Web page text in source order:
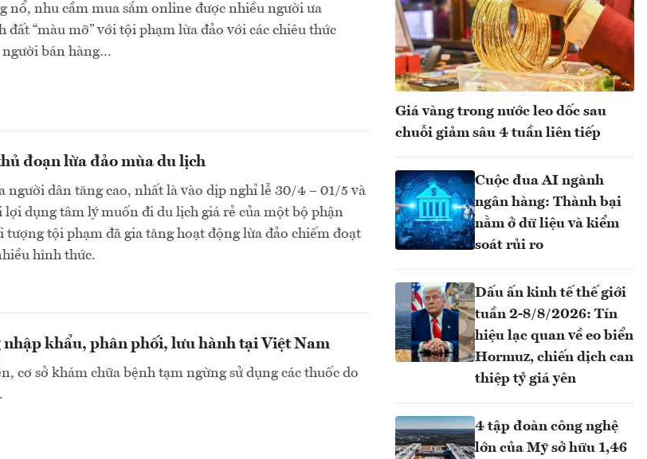
nổ, nhu cầm mua sắm online được nhiều người ưa
đất “màu mỡ” với tội phạm lừa đảo với các chiêu thức
người bán hàng…
đoạn lừa đảo mùa du lịch
người dân tăng cao, nhất là vào dịp nghỉ lễ 30/4 – 01/5 và
lợi dụng tâm lý muốn đi du lịch giá rẻ của một bộ phận
tượng tội phạm đã gia tăng hoạt động lừa đảo chiếm đoạt
hình thức.
nhập khẩu, phân phối, lưu hành tại Việt Nam
cơ sở khám chữa bệnh tạm ngừng sử dụng các thuốc do
Giá vàng trong nước leo dốc sau
chuỗi giảm sâu 4 tuần liên tiếp
Cuộc đua AI ngành
ngân hàng: Thành bại
nằm ở dữ liệu và kiểm
soát rủi ro
Dấu ấn kinh tế thế giới
tuần 2-8/8/2026: Tín
hiệu lạc quan về eo biển
Hormuz, chiến dịch can
thiệp tỷ giá yên
4 tập đoàn công nghệ
lớn của Mỹ sở hữu 1,46